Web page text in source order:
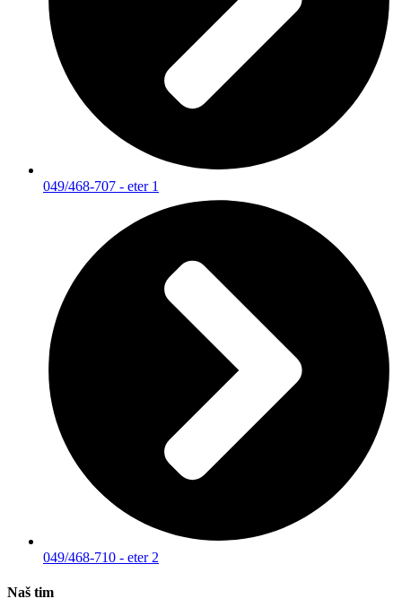
049/468-707 - eter 1
049/468-710 - eter 2
Naš tim